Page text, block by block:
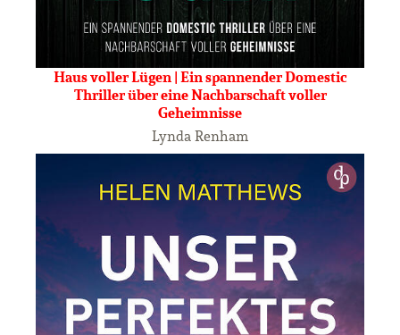
Haus voller Lügen | Ein spannender Domestic
Thriller über eine Nachbarschaft voller
Geheimnisse
Lynda Renham